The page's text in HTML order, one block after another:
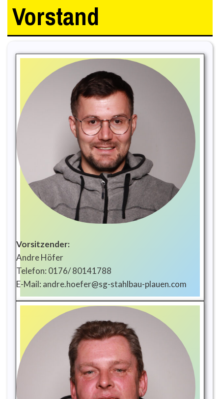
Vorstand
Vorsitzender:
Andre Höfer
Telefon: 0176/ 80141788
E-Mail: andre.hoefer@sg-stahlbau-plauen.com